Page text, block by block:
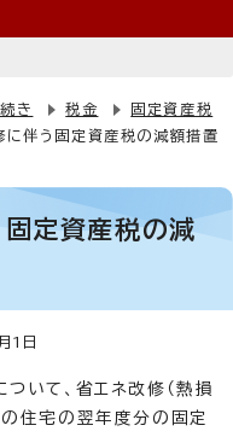
き 税金
固定資産税
に伴う固定資産税の減額措置
定資産税の減
1日
いて、省エネ改修（熱損
の住宅の翌年度分の固定